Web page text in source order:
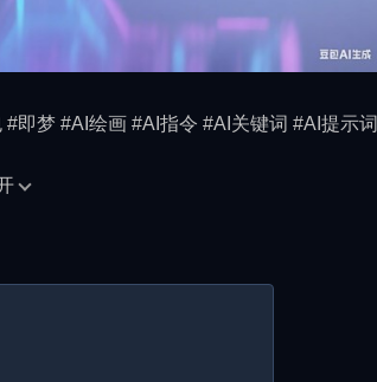
即梦 #AI绘画 #AI指令 #AI关键词 #AI提示词